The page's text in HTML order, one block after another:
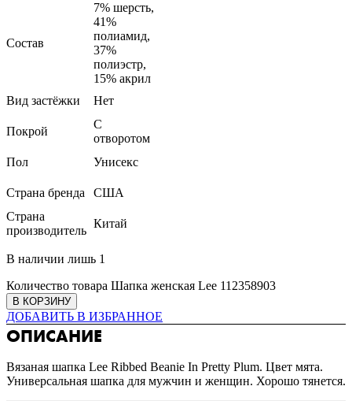
Состав
7% шерсть,
41%
полиамид,
37%
полиэстр,
15% акрил
Вид застёжки
Нет
Покрой
С
отворотом
Пол
Унисекс
Страна бренда
США
Страна
производитель
Китай
В наличии лишь 1
Количество товара Шапка женская Lee 112358903
В КОРЗИНУ
ДОБАВИТЬ В ИЗБРАННОЕ
ОПИСАНИЕ
Вязаная шапка Lee Ribbed Beanie In Pretty Plum. Цвет мята.
Универсальная шапка для мужчин и женщин. Хорошо тянется.